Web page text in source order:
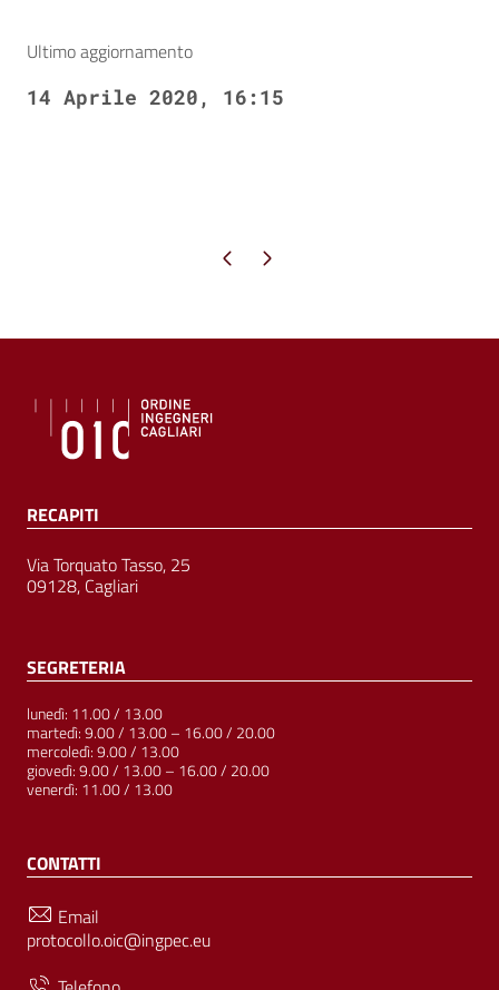
Ultimo aggiornamento
14 Aprile 2020, 16:15
Pagina precedente
Pagina successiva
RECAPITI
Via Torquato Tasso, 25
09128, Cagliari
SEGRETERIA
lunedì: 11.00 / 13.00
martedì: 9.00 / 13.00 – 16.00 / 20.00
mercoledì: 9.00 / 13.00
giovedì: 9.00 / 13.00 – 16.00 / 20.00
venerdì: 11.00 / 13.00
CONTATTI
Email
protocollo.oic@ingpec.eu